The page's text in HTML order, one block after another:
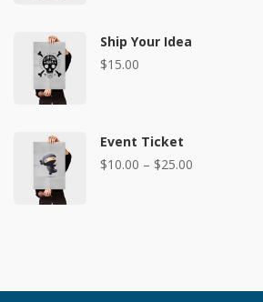
Ship Your Idea
$15.00
Event Ticket
$10.00 – $25.00